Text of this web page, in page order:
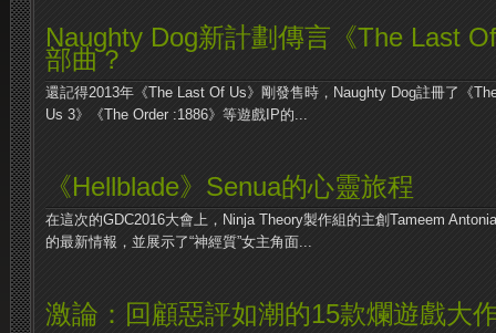
Naughty Dog新計劃傳言《The Last
部曲？
還記得2013年《The Last Of Us》剛發售時，Naughty Dog註冊了《
Us 3》《The Order :1886》等遊戲IP的...
《Hellblade》Senua的心靈旅程
在這次的GDC2016大會上，Ninja Theory製作組的主創Tameem
的最新情報，並展示了“神經質”女主角面...
激論：回顧惡評如潮的15款爛遊戲大